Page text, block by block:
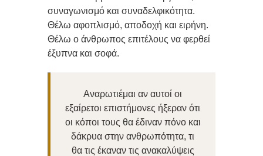
συναγωνισμό και συναδελφικότητα.
Θέλω αφοπλισμό, αποδοχή και ειρήνη.
Θέλω ο άνθρωπος επιτέλους να φερθεί
έξυπνα και σοφά.
Αναρωτιέμαι αν αυτοί οι
εξαίρετοι επιστήμονες ήξεραν ότι
οι κόποι τους θα έδιναν πόνο και
δάκρυα στην ανθρωπότητα, τι
θα τις έκαναν τις ανακαλύψεις